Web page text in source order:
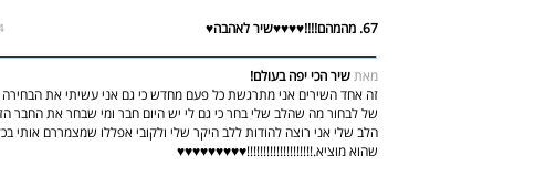
67. מהמהם!!!!♥♥♥♥שיר לאהבה♥
מאתשיר הכי יפה בעולם!
זה אחד השירים אני מתרגשת כל פעם מחדש כי גם אני עשיתי את
של לבחור מה שהלב שלי בחר כי גם לי יש היום חבר ומי שבחר את החבר
הלב שלי אני רוצה להודות ללב היקר שלי ולקובי אפללו שמצמררם אותי
שהוא מוציא.!!!!!!!!!!!!!!!!!!!!♥♥♥♥♥♥♥♥♥